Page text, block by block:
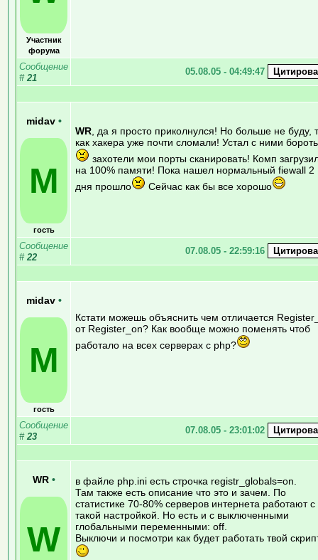
Участник
форума
Сообщение
# 21
05.08.05 - 04:49:47
midav •
M
гость
WR , да я просто приколнулся! Но больше не буду,
как хакера уже почти сломали! Устал с ними
захотели мои порты сканировать! Комп
на 100% памяти! Пока нашел нормальный fiewall 2
дня прошло
Сейчас как бы все хорошо
Сообщение
# 22
07.08.05 - 22:59:16
midav •
M
гость
Кстати можешь объяснить чем отличается
от Register_on? Как вообще можно поменять чтоб
работало на всех серверах с php?
Сообщение
# 23
07.08.05 - 23:01:02
WR •
W
в файле php.ini есть строчка registr_globals=on.
Там также есть описание что это и зачем. По
статистике 70-80% серверов интернета работают с
такой настройкой. Но есть и с выключенными
глобальными переменными: off.
Выключи и посмотри как будет работать твой